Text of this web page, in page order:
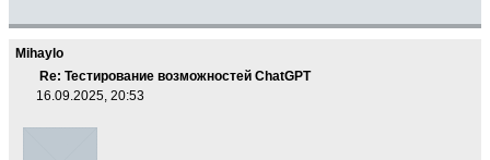
Mihaylo
Re: Тестирование возможностей ChatGPT
16.09.2025, 20:53